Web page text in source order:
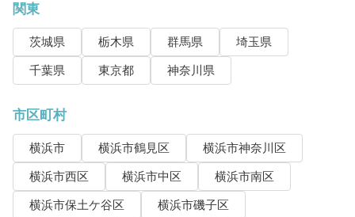
関東
茨城県 栃木県 群馬県
埼玉県
千葉県
東京都 神奈川県
市区町村
横浜市 横浜市鶴見区
横浜市神奈川区
横浜市西区
横浜市中区
横浜市南区
横浜市保土ケ谷区
横浜市磯子区